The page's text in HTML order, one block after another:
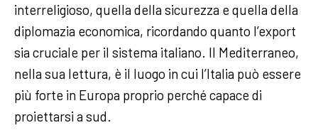
interreligioso, quella della sicurezza e quella della
diplomazia economica, ricordando quanto l’export
sia cruciale per il sistema italiano. Il Mediterraneo,
nella sua lettura, è il luogo in cui l’Italia può essere
più forte in Europa proprio perché capace di
proiettarsi a sud.